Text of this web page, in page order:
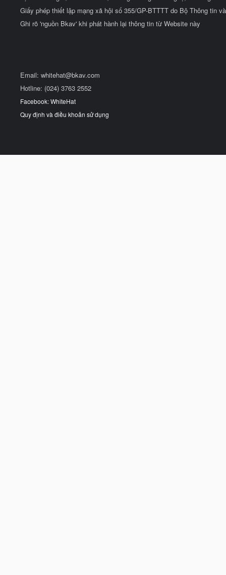
Giấy phép thiết lập mạng xã hội số 355/GP-BTTTT do Bộ Thông tin
Ghi rõ 'nguồn Bkav' khi phát hành lại thông tin từ Website này
Email: whitehat@bkav.com
Hotline: (024) 3763 2552
Facebook: WhiteHat
Quy định và điều khoản sử dụng